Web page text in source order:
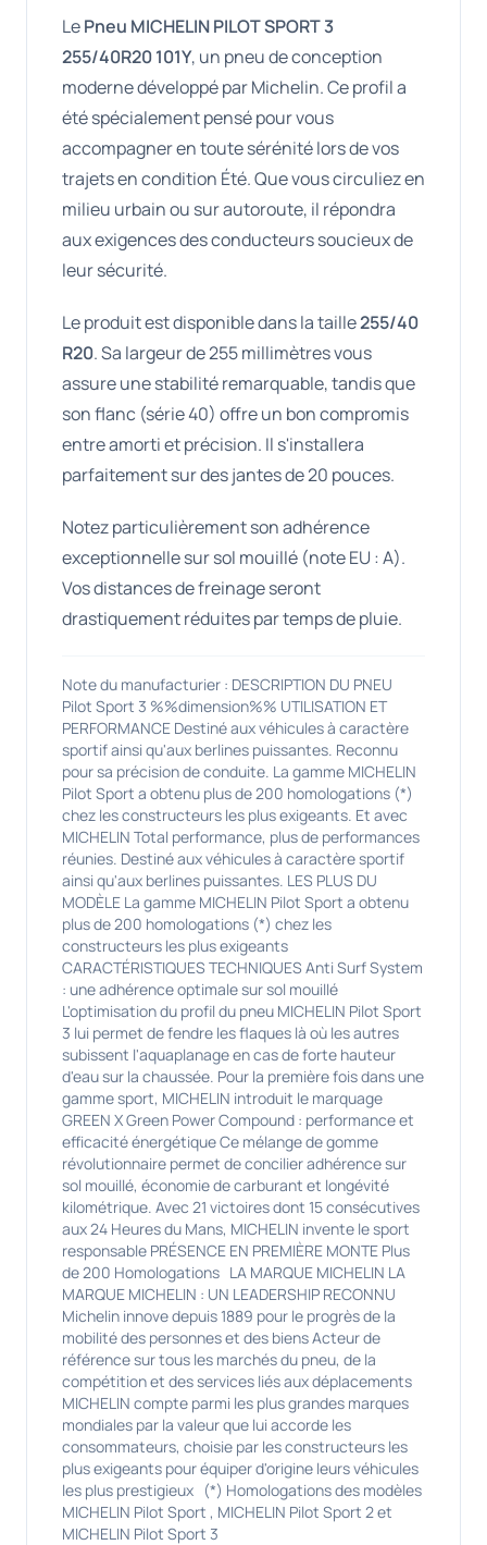
LePneu MICHELIN PILOT SPORT 3
255/40R20 101Y, un pneu de conception
moderne développé par Michelin. Ce profil a
été spécialement pensé pour vous
accompagner en toute sérénité lors de vos
trajets en condition Été. Que vous circuliez en
milieu urbain ou sur autoroute, il répondra
aux exigences des conducteurs soucieux de
leur sécurité.
Le produit est disponible dans la taille255/40
R20. Sa largeur de 255 millimètres vous
assure une stabilité remarquable, tandis que
son flanc (série 40) offre un bon compromis
entre amorti et précision. Il s'installera
parfaitement sur des jantes de 20 pouces.
Notez particulièrement son adhérence
exceptionnelle sur sol mouillé (note EU : A).
Vos distances de freinage seront
drastiquement réduites par temps de pluie.
Note du manufacturier : DESCRIPTION DU PNEU
Pilot Sport 3 %%dimension%% UTILISATION ET
PERFORMANCE Destiné aux véhicules à caractère
sportif ainsi qu'aux berlines puissantes. Reconnu
pour sa précision de conduite. La gamme MICHELIN
Pilot Sport a obtenu plus de 200 homologations (*)
chez les constructeurs les plus exigeants. Et avec
MICHELIN Total performance, plus de performances
réunies. Destiné aux véhicules à caractère sportif
ainsi qu'aux berlines puissantes. LES PLUS DU
MODÈLE La gamme MICHELIN Pilot Sport a obtenu
plus de 200 homologations (*) chez les
constructeurs les plus exigeants
CARACTÉRISTIQUES TECHNIQUES Anti Surf System
: une adhérence optimale sur sol mouillé
L'optimisation du profil du pneu MICHELIN Pilot Sport
3 lui permet de fendre les flaques là où les autres
subissent l'aquaplanage en cas de forte hauteur
d'eau sur la chaussée. Pour la première fois dans une
gamme sport, MICHELIN introduit le marquage
GREEN X Green Power Compound : performance et
efficacité énergétique Ce mélange de gomme
révolutionnaire permet de concilier adhérence sur
sol mouillé, économie de carburant et longévité
kilométrique. Avec 21 victoires dont 15 consécutives
aux 24 Heures du Mans, MICHELIN invente le sport
responsable PRÉSENCE EN PREMIÈRE MONTE Plus
de 200 Homologations LA MARQUE MICHELIN LA
MARQUE MICHELIN : UN LEADERSHIP RECONNU
Michelin innove depuis 1889 pour le progrès de la
mobilité des personnes et des biens Acteur de
référence sur tous les marchés du pneu, de la
compétition et des services liés aux déplacements
MICHELIN compte parmi les plus grandes marques
mondiales par la valeur que lui accorde les
consommateurs, choisie par les constructeurs les
plus exigeants pour équiper d'origine leurs véhicules
les plus prestigieux (*) Homologations des modèles
MICHELIN Pilot Sport , MICHELIN Pilot Sport 2 et
MICHELIN Pilot Sport 3